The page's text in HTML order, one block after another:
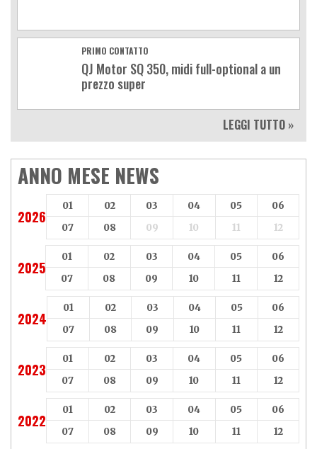
PRIMO CONTATTO
QJ Motor SQ 350, midi full-optional a un
prezzo super
LEGGI TUTTO »
ANNO MESE NEWS
2026
01 02 03 04 05
06
07
08 09 10 11 12
2025
01 02 03 04 05
06
07
08 09 10 11 12
2024
01 02 03 04 05
06
07
08 09 10 11 12
2023
01 02 03 04 05
06
07
08 09 10 11 12
2022
01 02 03 04 05
06
07
08 09 10 11 12